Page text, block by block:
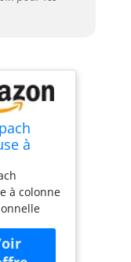
à
|
|
|
à colonne
en
de